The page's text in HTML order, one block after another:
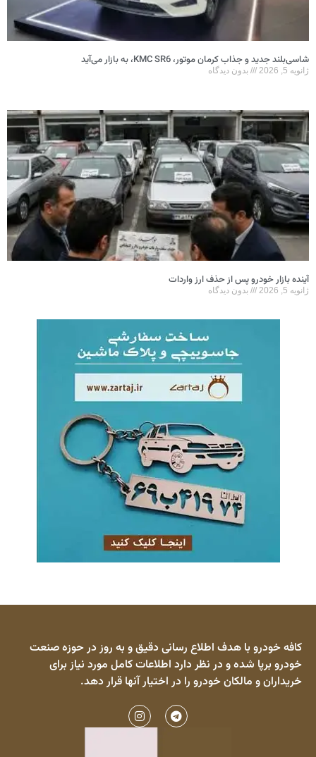
شاسی‌بلند جدید و جذاب کرمان موتور، KMC SR6، به بازار می‌آید
ژانویه 5, 2026 بدون دیدگاه
آینده بازار خودرو پس از حذف ارز واردات
ژانویه 5, 2026 بدون دیدگاه
کافه خودرو با هدف اطلاع رسانی دقیق و به روز در حوزه صنعت
خودرو برپا شده و در نظر دارد اطلاعات کامل مورد نیاز برای
خریداران و مالکان خودرو را در اختیار آنها قرار دهد.